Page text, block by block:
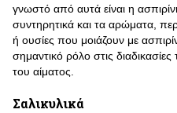
γνωστό από αυτά είναι η
συντηρητικά και τα αρώματα,
ή ουσίες που μοιάζουν με
σημαντικό ρόλο στις
του αίματος.
Σαλικυλικά